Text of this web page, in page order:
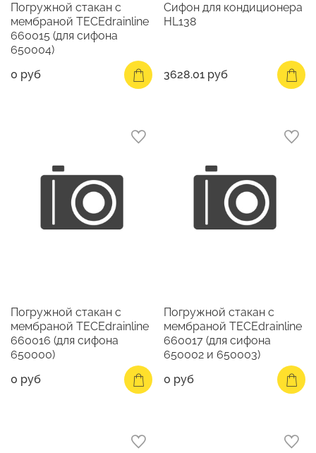
Погружной стакан с
мембраной TECEdrainline
660015 (для сифона
650004)
0 руб
Сифон для кондиционера
HL138
3628.01 руб
Погружной стакан с
мембраной TECEdrainline
660016 (для сифона
650000)
0 руб
Погружной стакан с
мембраной TECEdrainline
660017 (для сифона
650002 и 650003)
0 руб